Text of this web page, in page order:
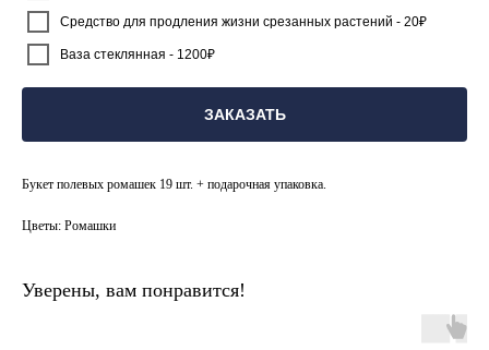
Средство для продления жизни срезанных растений - 20₽
Ваза стеклянная - 1200₽
ЗАКАЗАТЬ
Букет полевых ромашек 19 шт. + подарочная упаковка.
Цветы: Ромашки
Уверены, вам понравится!